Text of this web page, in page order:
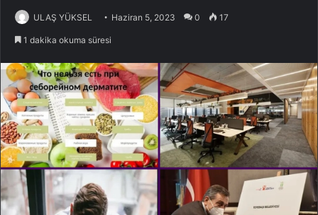
ULAŞ YÜKSEL Haziran 5, 2023 0 17
1 dakika okuma süresi